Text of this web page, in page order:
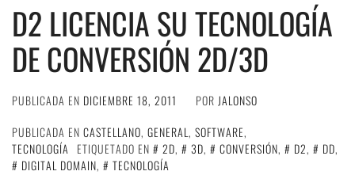
D2 LICENCIA SU TECNOLOGÍA
DE CONVERSIÓN 2D/3D
PUBLICADA EN DICIEMBRE 18, 2011 POR JALONSO
PUBLICADA EN CASTELLANO, GENERAL, SOFTWARE,
TECNOLOGÍA
ETIQUETADO EN 2D, 3D, CONVERSIÓN, D2, DD,
DIGITAL DOMAIN,
TECNOLOGÍA